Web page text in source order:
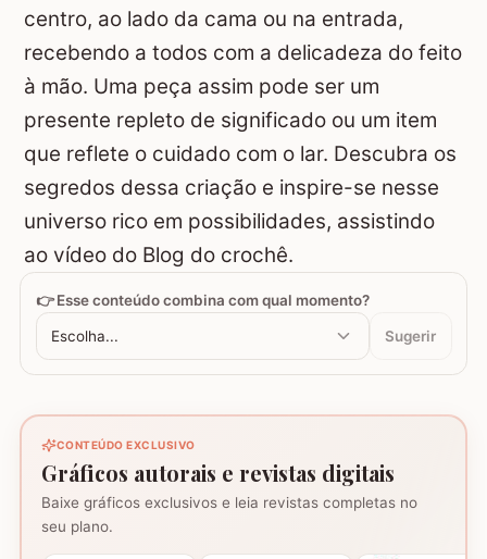
centro, ao lado da cama ou na entrada,
recebendo a todos com a delicadeza do feito
à mão. Uma peça assim pode ser um
presente repleto de significado ou um item
que reflete o cuidado com o lar. Descubra os
segredos dessa criação e inspire-se nesse
universo rico em possibilidades, assistindo
ao vídeo do Blog do crochê.
👉 Esse conteúdo combina com qual momento?
Escolha... Sugerir
CONTEÚDO EXCLUSIVO
Gráficos autorais e revistas digitais
Baixe gráficos exclusivos e leia revistas completas no
seu plano.